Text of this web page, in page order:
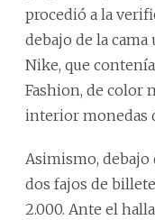
procedió a la
debajo de la
Nike, que
Fashion, de color
interior monedas
Asimismo, debajo
dos fajos de
2.000. Ante el